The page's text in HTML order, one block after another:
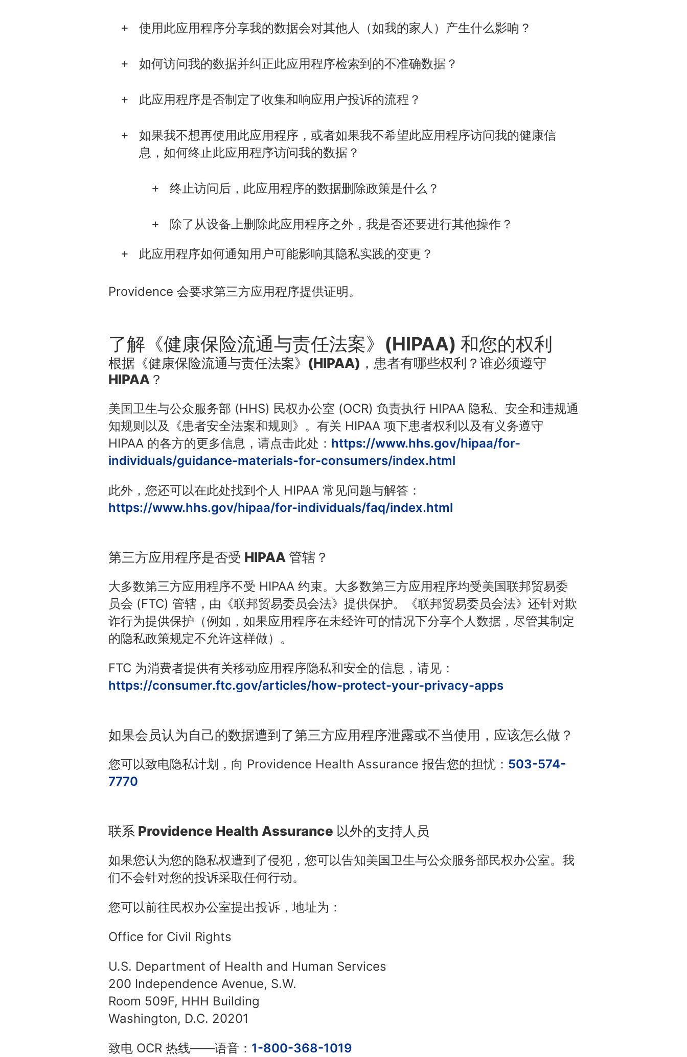
使用此应用程序分享我的数据会对其他人（如我的家人）产生什么影响？
如何访问我的数据并纠正此应用程序检索到的不准确数据？
此应用程序是否制定了收集和响应用户投诉的流程？
如果我不想再使用此应用程序，或者如果我不希望此应用程序访问我的健康信
息，如何终止此应用程序访问我的数据？
终止访问后，此应用程序的数据删除政策是什么？
除了从设备上删除此应用程序之外，我是否还要进行其他操作？
此应用程序如何通知用户可能影响其隐私实践的变更？
Providence 会要求第三方应用程序提供证明。
了解《健康保险流通与责任法案》(HIPAA) 和您的权利
根据《健康保险流通与责任法案》(HIPAA)，患者有哪些权利？谁必须遵守
HIPAA？
美国卫生与公众服务部 (HHS) 民权办公室 (OCR) 负责执行 HIPAA 隐私、安全和违规通
知规则以及《患者安全法案和规则》。有关 HIPAA 项下患者权利以及有义务遵守
HIPAA 的各方的更多信息，请点击此处： https://www.hhs.gov/hipaa/for-
individuals/guidance-materials-for-consumers/index.html
此外，您还可以在此处找到个人 HIPAA 常见问题与解答：
https://www.hhs.gov/hipaa/for-individuals/faq/index.html
第三方应用程序是否受 HIPAA 管辖？
大多数第三方应用程序不受 HIPAA 约束。大多数第三方应用程序均受美国联邦贸易委
员会 (FTC) 管辖，由《联邦贸易委员会法》提供保护。《联邦贸易委员会法》还针对欺
诈行为提供保护（例如，如果应用程序在未经许可的情况下分享个人数据，尽管其制定
的隐私政策规定不允许这样做）。
FTC 为消费者提供有关移动应用程序隐私和安全的信息，请见：
https://consumer.ftc.gov/articles/how-protect-your-privacy-apps
如果会员认为自己的数据遭到了第三方应用程序泄露或不当使用，应该怎么做？
您可以致电隐私计划，向 Providence Health Assurance 报告您的担忧： 503-574-
7770
联系 Providence Health Assurance 以外的支持人员
如果您认为您的隐私权遭到了侵犯，您可以告知美国卫生与公众服务部民权办公室。我
们不会针对您的投诉采取任何行动。
您可以前往民权办公室提出投诉，地址为：
Office for Civil Rights
U.S. Department of Health and Human Services
200 Independence Avenue, S.W.
Room 509F, HHH Building
Washington, D.C. 20201
致电 OCR 热线——语音： 1-800-368-1019